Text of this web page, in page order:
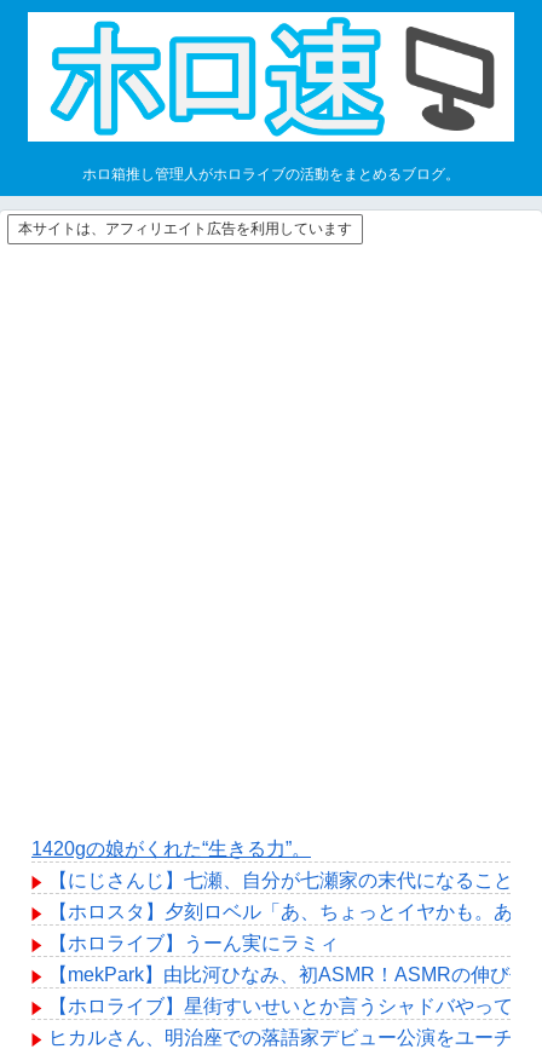
ホロ箱推し管理人がホロライブの活動をまとめるブログ。
本サイトは、アフィリエイト広告を利用しています
1420gの娘がくれた“生きる力”。
【にじさんじ】七瀬、自分が七瀬家の末代になることも
【ホロスタ】夕刻ロベル「あ、ちょっとイヤかも。あ
【ホロライブ】うーん実にラミィ
【mekPark】由比河ひなみ、初ASMR！ASMRの伸び代
【ホロライブ】星街すいせいとか言うシャドバやって
ヒカルさん、明治座での落語家デビュー公演をユーチ